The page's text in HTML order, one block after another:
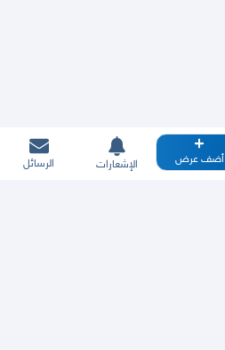
أضف عرض الإشعارات الرسائل